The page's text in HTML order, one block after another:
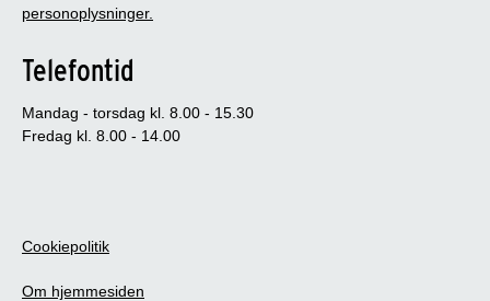
personoplysninger.
Telefontid
Mandag - torsdag kl. 8.00 - 15.30
Fredag kl. 8.00 - 14.00
Cookiepolitik
Om hjemmesiden